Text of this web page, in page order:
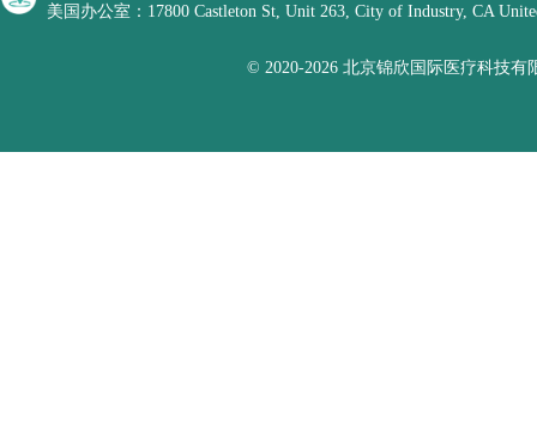
美国办公室：17800 Castleton St, Unit 263, City of Industry, CA
© 2020-2026 北京锦欣国际医疗科